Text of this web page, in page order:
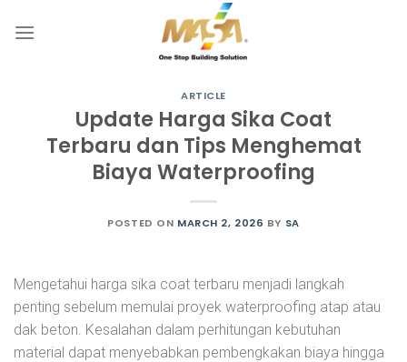
ARTICLE
Update Harga Sika Coat
Terbaru dan Tips Menghemat
Biaya Waterproofing
POSTED ON MARCH 2, 2026 BY SA
Mengetahui harga sika coat terbaru menjadi langkah
penting sebelum memulai proyek waterproofing atap atau
dak beton. Kesalahan dalam perhitungan kebutuhan
material dapat menyebabkan pembengkakan biaya hingga